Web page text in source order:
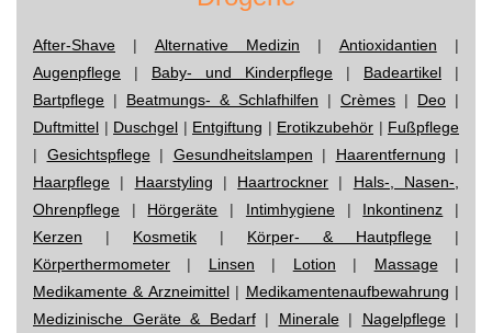
After-Shave | Alternative Medizin | Antioxidantien |
Augenpflege | Baby- und Kinderpflege | Badeartikel |
Bartpflege | Beatmungs- & Schlafhilfen | Crèmes | Deo |
Duftmittel | Duschgel | Entgiftung | Erotikzubehör | Fußpflege
| Gesichtspflege| Gesundheitslampen | Haarentfernung |
Haarpflege | Haarstyling | Haartrockner | Hals-, Nasen-,
Ohrenpflege | Hörgeräte | Intimhygiene| Inkontinenz |
Kerzen | Kosmetik | Körper- & Hautpflege |
Körperthermometer | Linsen | Lotion | Massage|
Medikamente & Arzneimittel| Medikamentenaufbewahrung |
Medizinische Geräte & Bedarf| Minerale| Nagelpflege|